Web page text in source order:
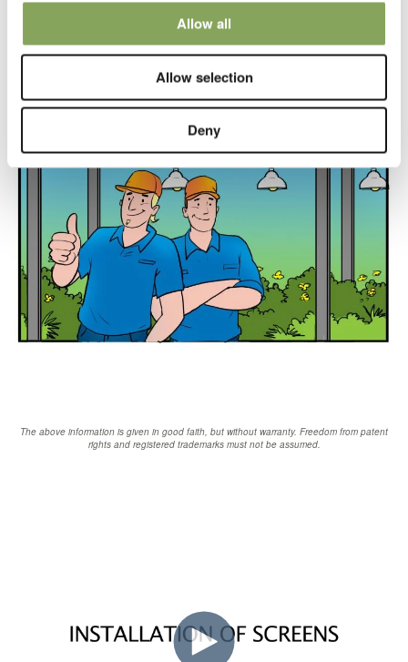
Allow all
Allow selection
Deny
The above information is given in good faith, but without warranty. Freedom from patent
rights and registered trademarks must not be assumed.